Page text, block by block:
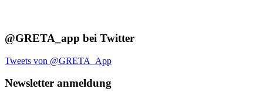
@GRETA_app bei Twitter
Tweets von @GRETA_App
Newsletter anmeldung